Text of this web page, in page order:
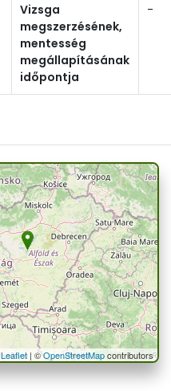
Vizsga
megszerzésének,
mentesség
megállapításának
időpontja
-
Leaflet| ©OpenStreetMapcontributors